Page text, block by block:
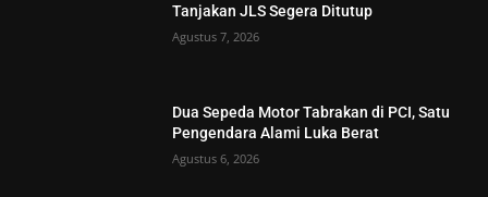
Tanjakan JLS Segera Ditutup
Agustus 7, 2026
Dua Sepeda Motor Tabrakan di PCI, Satu
Pengendara Alami Luka Berat
Agustus 6, 2026